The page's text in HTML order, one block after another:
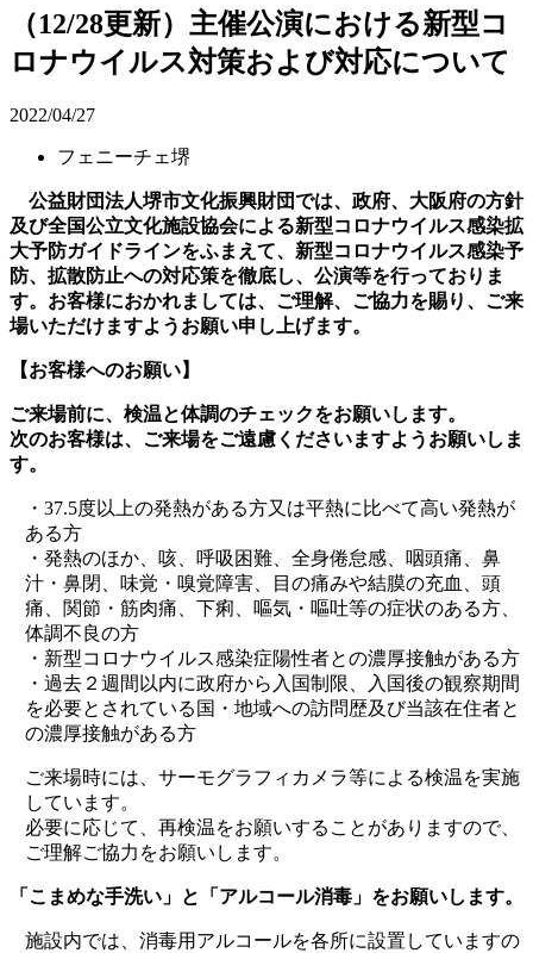
（12/28更新）主催公演における新型コ
ロナウイルス対策および対応について
2022/04/27
フェニーチェ堺
公益財団法人堺市文化振興財団では、政府、大阪府の方針
及び全国公立文化施設協会による新型コロナウイルス感染拡
大予防ガイドラインをふまえて、新型コロナウイルス感染予
防、拡散防止への対応策を徹底し、公演等を行っておりま
す。お客様におかれましては、ご理解、ご協力を賜り、ご来
場いただけますようお願い申し上げます。
【お客様へのお願い】
ご来場前に、検温と体調のチェックをお願いします。
次のお客様は、ご来場をご遠慮くださいますようお願いしま
す。
・37.5度以上の発熱がある方又は平熱に比べて高い発熱が
ある方
・発熱のほか、咳、呼吸困難、全身倦怠感、咽頭痛、鼻
汁・鼻閉、味覚・嗅覚障害、目の痛みや結膜の充血、頭
痛、関節・筋肉痛、下痢、嘔気・嘔吐等の症状のある方、
体調不良の方
・新型コロナウイルス感染症陽性者との濃厚接触がある方
・過去２週間以内に政府から入国制限、入国後の観察期間
を必要とされている国・地域への訪問歴及び当該在住者と
の濃厚接触がある方
ご来場時には、サーモグラフィカメラ等による検温を実施
しています。
必要に応じて、再検温をお願いすることがありますので、
ご理解ご協力をお願いします。
「こまめな手洗い」と「アルコール消毒」をお願いします。
施設内では、消毒用アルコールを各所に設置していますの